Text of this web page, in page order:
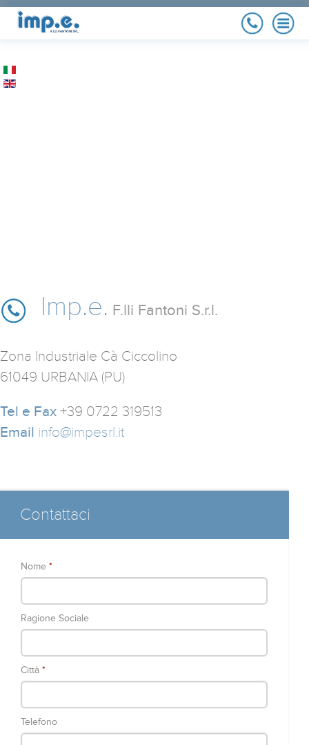
Storia, politica della
qualità, referenze
Imp.e. F.lli Fantoni S.r.l.
Zona Industriale Cà Ciccolino
61049 URBANIA (PU)
Tel e Fax +39 0722 319513
Email info@impesrl.it
Contattaci
Nome *
Ragione Sociale
Città *
Telefono